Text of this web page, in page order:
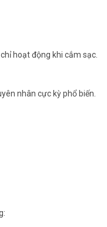
hoạt động khi cắm sạc.
nhân cực kỳ phổ biến.